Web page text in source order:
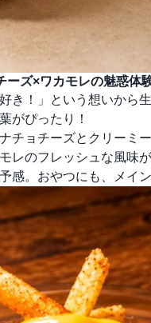
ズ×ワカモレの魅惑体
き！」という想いから
がぴったり！
チョチーズとクリーミ
レのフレッシュな風味
。おやつにも、メイ